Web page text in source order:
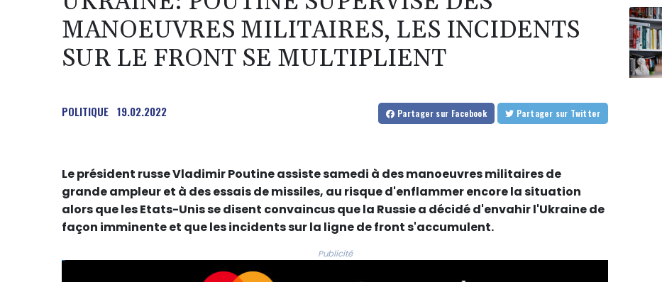
MANOEUVRES MILITAIRES, LES INCIDENTS
SUR LE FRONT SE MULTIPLIENT
POLITIQUE 19.02.2022 Partager sur Facebook Partager sur Twitter
Le président russe Vladimir Poutine assiste samedi à des manoeuvres militaires de
grande ampleur et à des essais de missiles, au risque d'enflammer encore la situation
alors que les Etats-Unis se disent convaincus que la Russie a décidé d'envahir l'Ukraine de
façon imminente et que les incidents sur la ligne de front s'accumulent.
Publicité